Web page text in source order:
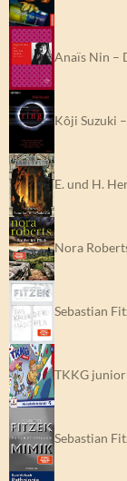
Anaïs Nin –
Kôji Suzuki
E. und H.
Nora
Sebastian
TKKG
Sebastian